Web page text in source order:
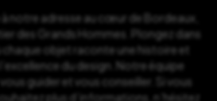
à notre adresse au cœur de Bordeaux,
des Grands Hommes. Plongez dans
chaque objet raconte une histoire et
du design. Notre équipe
guider et vous conseiller. Si vous
plus d’informations, n’hésitez